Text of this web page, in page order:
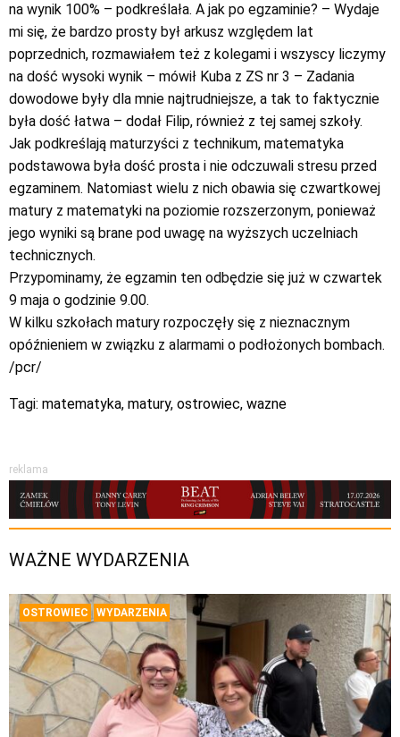
na wynik 100% – podkreślała. A jak po egzaminie? – Wydaje
mi się, że bardzo prosty był arkusz względem lat
poprzednich, rozmawiałem też z kolegami i wszyscy liczymy
na dość wysoki wynik – mówił Kuba z ZS nr 3 – Zadania
dowodowe były dla mnie najtrudniejsze, a tak to faktycznie
była dość łatwa – dodał Filip, również z tej samej szkoły.
Jak podkreślają maturzyści z technikum, matematyka
podstawowa była dość prosta i nie odczuwali stresu przed
egzaminem. Natomiast wielu z nich obawia się czwartkowej
matury z matematyki na poziomie rozszerzonym, ponieważ
jego wyniki są brane pod uwagę na wyższych uczelniach
technicznych.
Przypominamy, że egzamin ten odbędzie się już w czwartek
9 maja o godzinie 9.00.
W kilku szkołach matury rozpoczęły się z nieznacznym
opóźnieniem w związku z alarmami o podłożonych bombach.
/pcr/
Tagi: matematyka, matury, ostrowiec, wazne
reklama
WAŻNE WYDARZENIA
OSTROWIEC WYDARZENIA